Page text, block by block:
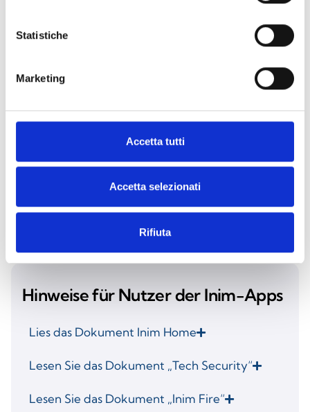
Statistiche
Marketing
Accetta tutti
Accetta selezionati
Rifiuta
Online-Veranstaltungen, die von der Ein-Personen-
Gesellschaft „Inim Electronics S.r.l.“ über die
Plattform GoToWebinar organisiert werden
Hinweise für Nutzer der Inim-Apps
Lies das Dokument Inim Home
Lesen Sie das Dokument „Tech Security“
Lesen Sie das Dokument „Inim Fire“